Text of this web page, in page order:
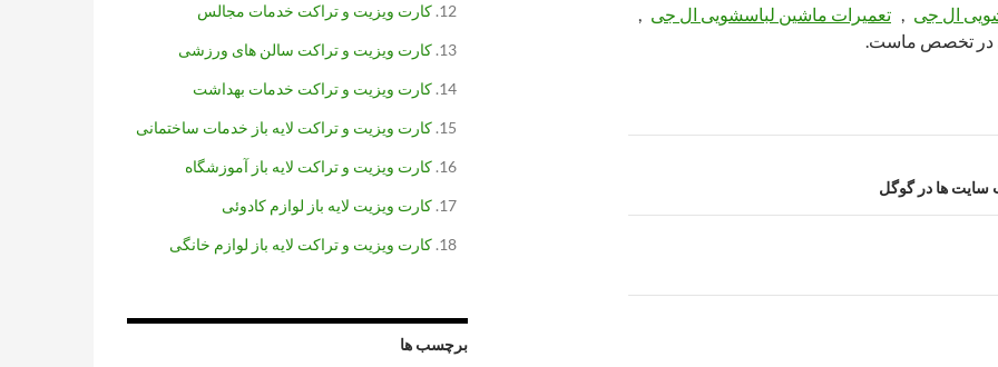
ال جی , تعمیرات ماشین لباسشویی ال جی ,
در تخصص ماست.
کارت ویزیت و تراکت خدمات مجالس
کارت ویزیت و تراکت سالن های ورزشی
کارت ویزیت و تراکت خدمات بهداشت
کارت ویزیت و تراکت لایه باز خدمات ساختمانی
کارت ویزیت و تراکت لایه باز آموزشگاه
کارت ویزیت لایه باز لوازم کادوئی
کارت ویزیت و تراکت لایه باز لوازم خانگی
برچسب ها